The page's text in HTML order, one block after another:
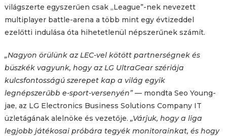
világszerte egyszerűen csak „League”-nek nevezett
multiplayer battle-arena a több mint egy évtizeddel
ezelőtti indulása óta hihetetlenül népszerűnek számít.
„Nagyon örülünk az LEC-vel kötött partnerségnek és
büszkék vagyunk, hogy az LG UltraGear szériája
kulcsfontosságú szerepet kap a világ egyik
legnépszerűbb e-sport-versenyén”— mondta Seo Young-
jae, az LG Electronics Business Solutions Company IT
üzletágának alelnöke és vezetője. „Várjuk, hogy a liga
legjobb játékosai próbára tegyék monitorainkat, és hogy